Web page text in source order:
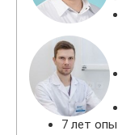
7 лет